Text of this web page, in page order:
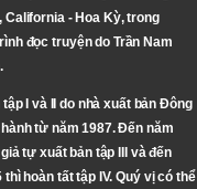
California - Hoa Kỳ, trong
đọc truyện do Trần Nam
I và II do nhà xuất bản Đông
từ năm 1987. Đến năm
tự xuất bản tập III và đến
thì hoàn tất tập IV. Quý vị có thể